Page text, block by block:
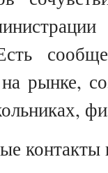
рынке,
контакты